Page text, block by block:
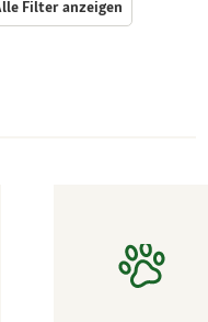
Filter anzeigen